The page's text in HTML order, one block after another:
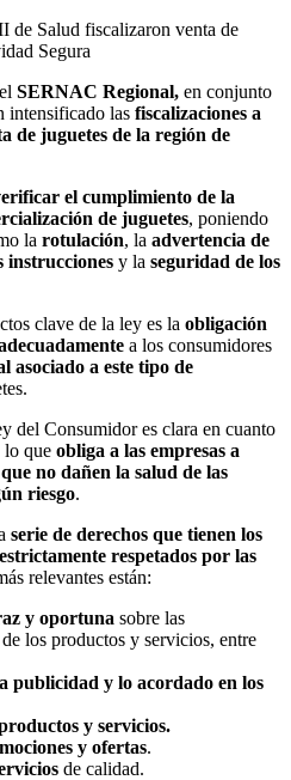
SERNAC Regional, en conjunto
intensificado las fiscalizaciones a
de juguetes de la región de
el cumplimiento de la
de juguetes, poniendo
la rotulación, la advertencia de
instrucciones y la seguridad de los
clave de la ley es la obligación
a los consumidores
asociado a este tipo de
del Consumidor es clara en cuanto
lo que obliga a las empresas a
no dañen la salud de las
riesgo.
serie de derechos que tienen los
respetados por las
relevantes están:
y oportuna sobre las
los productos y servicios, entre
publicidad y lo acordado en los
y servicios.
y ofertas.
de calidad.